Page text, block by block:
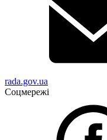
rada.gov.ua
Соцмережі